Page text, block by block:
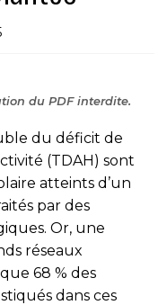
du PDF interdite.
du déficit de
(TDAH) sont
atteints d’un
par des
Or, une
réseaux
68 % des
dans ces